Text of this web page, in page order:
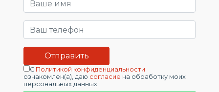
С Политикой конфиденциальности
ознакомлен(а), даю согласие на обработку моих
персональных данных